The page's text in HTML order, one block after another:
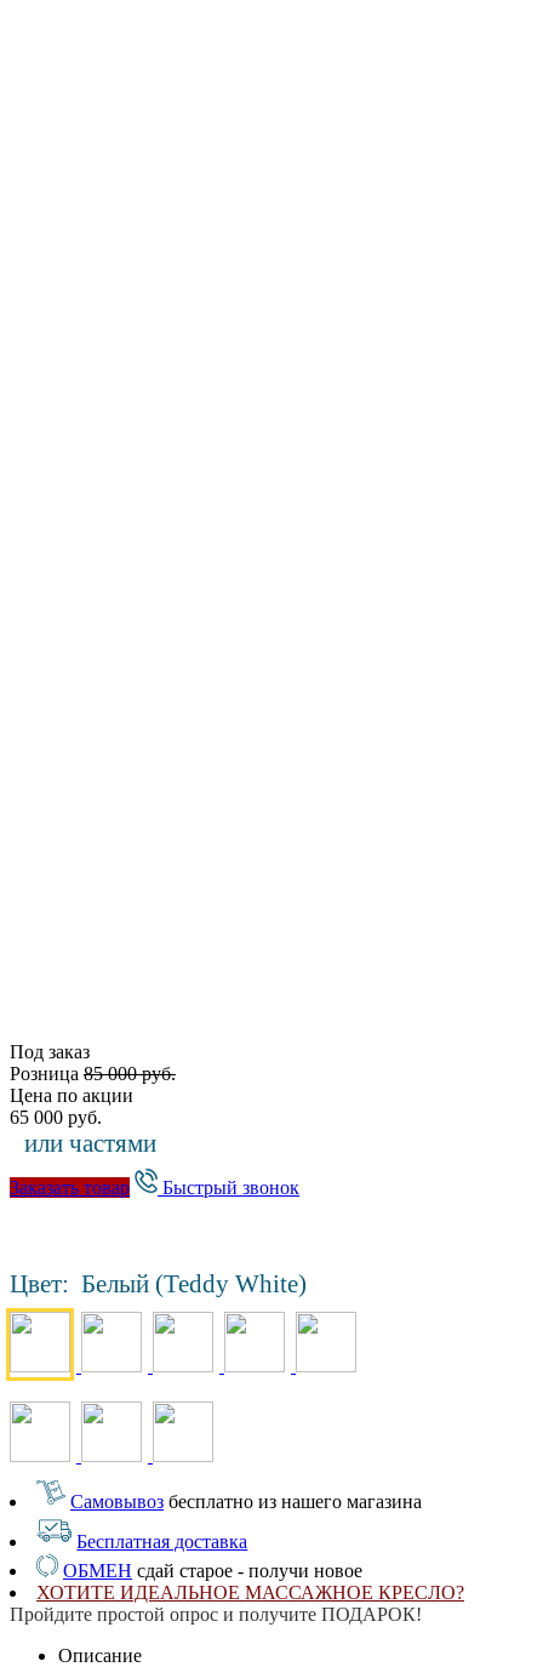
Под заказ
Розница 85 000 руб.
Цена по акции
65 000 руб.
или частями
Заказать товар Быстрый звонок
Цвет: Белый (Teddy White)
Самовывоз бесплатно из нашего магазина
Бесплатная доставка
ОБМЕН сдай старое - получи новое
ХОТИТЕ ИДЕАЛЬНОЕ МАССАЖНОЕ КРЕСЛО?
Пройдите простой опрос и получите ПОДАРОК!
Описание